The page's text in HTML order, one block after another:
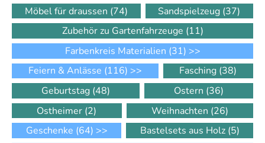
Möbel für draussen (74) Sandspielzeug (37)
Zubehör zu Gartenfahrzeuge (11)
Farbenkreis Materialien (31) >>
Feiern & Anlässe (116) >> Fasching (38)
Geburtstag (48) Ostern (36)
Ostheimer (2) Weihnachten (26)
Geschenke (64) >> Bastelsets aus Holz (5)